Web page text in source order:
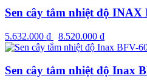
Sen cây tắm nhiệt độ INAX
5.632.000 ₫ 8.520.000 ₫
Sen cây tắm nhiệt độ Inax